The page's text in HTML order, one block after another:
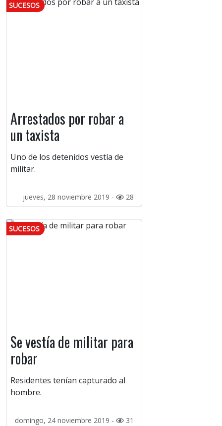
SUCESOS
Arrestados por robar a
un taxista
Uno de los detenidos vestía de
militar.
jueves, 28 noviembre 2019 - 28
SUCESOS
Se vestía de militar para
robar
Residentes tenían capturado al
hombre.
domingo, 24 noviembre 2019 - 31